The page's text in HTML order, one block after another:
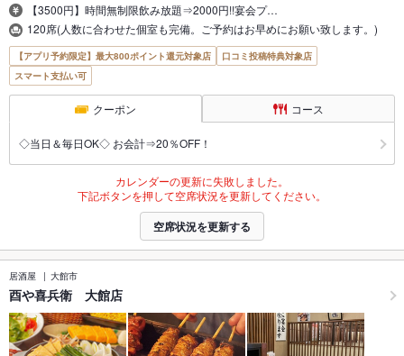
【3500円】時間無制限飲み放題⇒2000円!!宴会プ…
120席(人数に合わせた個室も完備。ご予約はお早めにお願い致します。)
【アプリ予約限定】最大800ポイント還元対象店
口コミ投稿特典対象店
スマート支払い可
クーポン コース
◇当日＆毎日OK◇ お会計⇒20％OFF！
カレンダーの更新に失敗しました。
下記ボタンを押して空席状況を更新してください。
空席状況を更新する
居酒屋 大館市
酉や喜兵衛 大館店